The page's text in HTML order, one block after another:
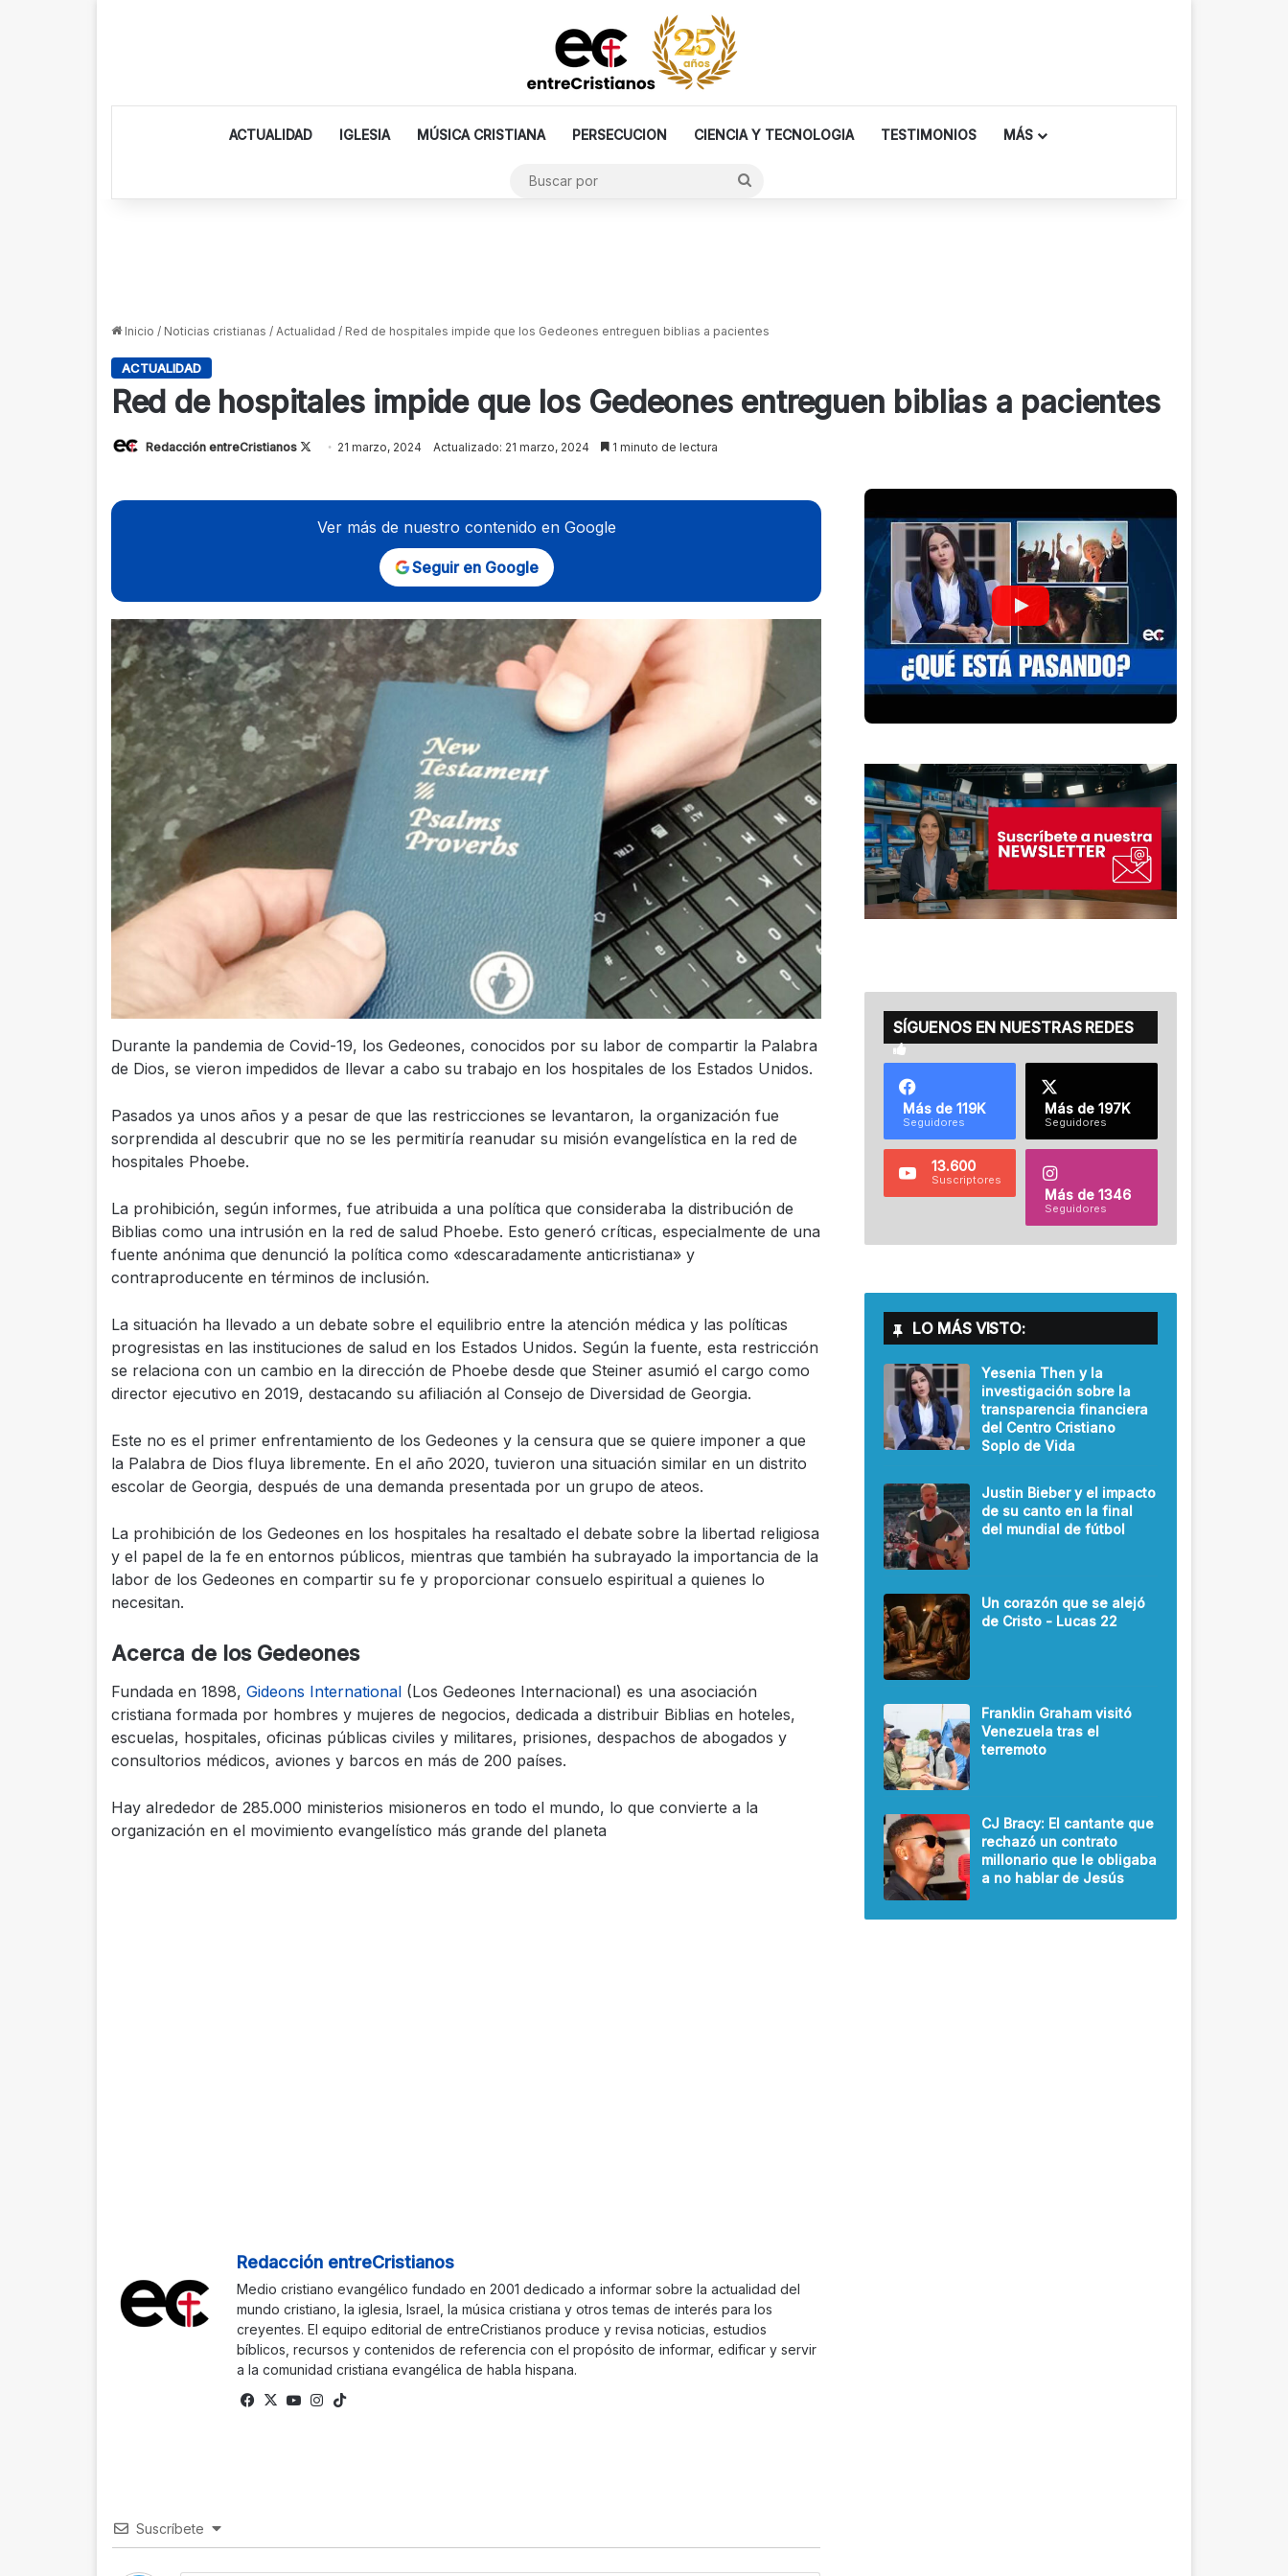
ACTUALIDAD IGLESIA MÚSICA CRISTIANA PERSECUCION CIENCIA Y TECNOLOGIA TESTIMONIOS MÁS
Inicio / Noticias cristianas / Actualidad / Red de hospitales impide que los Gedeones entreguen biblias a pacientes
ACTUALIDAD
Red de hospitales impide que los Gedeones entreguen biblias a pacientes
Redacción entreCristianos
Follow21 marzo, 2024 Actualizado: 21 marzo, 2024 1 minuto de lectura
Ver más de nuestro contenido en Google
Seguir en Google
Durante la pandemia de Covid-19, los Gedeones, conocidos por su labor de compartir la Palabra
de Dios, se vieron impedidos de llevar a cabo su trabajo en los hospitales de los Estados Unidos.
Pasados ya unos años y a pesar de que las restricciones se levantaron, la organización fue
sorprendida al descubrir que no se les permitiría reanudar su misión evangelística en la red de
hospitales Phoebe.
La prohibición, según informes, fue atribuida a una política que consideraba la distribución de
Biblias como una intrusión en la red de salud Phoebe. Esto generó críticas, especialmente de una
fuente anónima que denunció la política como «descaradamente anticristiana» y
contraproducente en términos de inclusión.
La situación ha llevado a un debate sobre el equilibrio entre la atención médica y las políticas
progresistas en las instituciones de salud en los Estados Unidos. Según la fuente, esta restricción
se relaciona con un cambio en la dirección de Phoebe desde que Steiner asumió el cargo como
director ejecutivo en 2019, destacando su afiliación al Consejo de Diversidad de Georgia.
Este no es el primer enfrentamiento de los Gedeones y la censura que se quiere imponer a que
la Palabra de Dios fluya libremente. En el año 2020, tuvieron una situación similar en un distrito
escolar de Georgia, después de una demanda presentada por un grupo de ateos.
La prohibición de los Gedeones en los hospitales ha resaltado el debate sobre la libertad religiosa
y el papel de la fe en entornos públicos, mientras que también ha subrayado la importancia de la
labor de los Gedeones en compartir su fe y proporcionar consuelo espiritual a quienes lo
necesitan.
Acerca de los Gedeones
Fundada en 1898, Gideons International(Los Gedeones Internacional) es una asociación
cristiana formada por hombres y mujeres de negocios, dedicada a distribuir Biblias en hoteles,
escuelas, hospitales, oficinas públicas civiles y militares, prisiones, despachos de abogados y
consultorios médicos, aviones y barcos en más de 200 países.
Hay alrededor de 285.000 ministerios misioneros en todo el mundo, lo que convierte a la
organización en el movimiento evangelístico más grande del planeta
Redacción entreCristianos
Medio cristiano evangélico fundado en 2001 dedicado a informar sobre la actualidad del
mundo cristiano, la iglesia, Israel, la música cristiana y otros temas de interés para los
creyentes. El equipo editorial de entreCristianos produce y revisa noticias, estudios
bíblicos, recursos y contenidos de referencia con el propósito de informar, edificar y servir
a la comunidad cristiana evangélica de habla hispana.
Facebook
X YouTubeInstagram
Suscríbete
SÍGUENOS EN NUESTRAS REDES
Más de 119K
Seguidores
Más de 197K
Seguidores
13.600
Suscriptores
Más de 1346
Seguidores
LO MÁS VISTO:
Yesenia Then y la
investigación sobre la
transparencia financiera
del Centro Cristiano
Soplo de Vida
Justin Bieber y el impacto
de su canto en la final
del mundial de fútbol
Un corazón que se alejó
de Cristo - Lucas 22
Franklin Graham visitó
Venezuela tras el
terremoto
CJ Bracy: El cantante que
rechazó un contrato
millonario que le obligaba
a no hablar de Jesús